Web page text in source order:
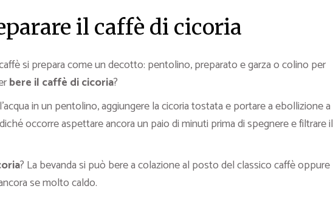
il caffè di cicoria
si prepara come un decotto: pentolino, preparato e garza o colino per
bere il caffè di cicoria?
in un pentolino, aggiungere la cicoria tostata e portare a ebollizione a
occorre aspettare ancora un paio di minuti prima di spegnere e filtrare il
? La bevanda si può bere a colazione al posto del classico caffè oppure
se molto caldo.